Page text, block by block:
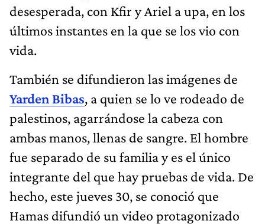
desesperada, con Kfir y Ariel a upa, en los
últimos instantes en la que se los vio con
vida.
También se difundieron las imágenes de
Yarden Bibas, a quien se lo ve rodeado de
palestinos, agarrándose la cabeza con
ambas manos, llenas de sangre. El hombre
fue separado de su familia y es el único
integrante del que hay pruebas de vida. De
hecho, este jueves 30, se conoció que
Hamas difundió un video protagonizado